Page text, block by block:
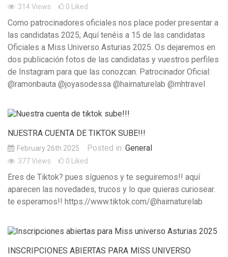
314Views 0 Liked
Como patrocinadores oficiales nos place poder presentar a
las candidatas 2025; Aquí tenéis a 15 de las candidatas
Oficiales a Miss Universo Asturias 2025. Os dejaremos en
dos publicación fotos de las candidatas y vuestros perfiles
de Instagram para que las conozcan. Patrocinador Oficial:
@ramonbauta @joyasodessa @hairnaturelab @mhtravel
NUESTRA CUENTA DE TIKTOK SUBE!!!
Posted in: General
February 26th 2025
377Views 0 Liked
Eres de Tiktok? pues síguenos y te seguiremos!! aquí
aparecen las novedades, trucos y lo que quieras curiosear.
te esperamos!! https://www.tiktok.com/@hairnaturelab
INSCRIPCIONES ABIERTAS PARA MISS UNIVERSO